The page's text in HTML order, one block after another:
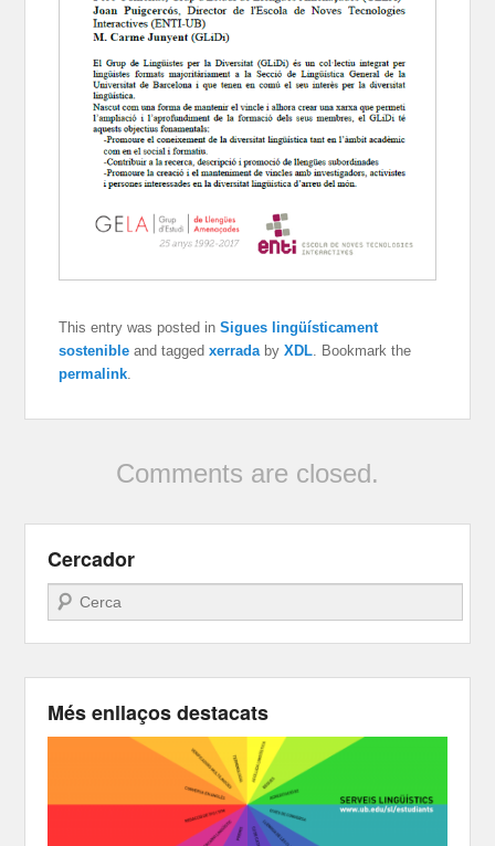
This entry was posted inSigues lingüísticament
sostenible and taggedxerrada byXDL . Bookmark the
permalink
Comments are closed.
Cercador
Search
Més enllaços destacats